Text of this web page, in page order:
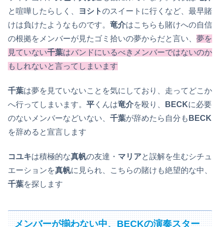
と喧嘩したらしく、
ヨシトのスイートに行くなど、最早賭
けは負けたようなものです。 竜介はこちらも賭けへの自信
の根拠をメンバーが見たゴミ拾いの夢からだと言い、 夢を
見ていない千葉はバンドにいるべきメンバーではないのか
もしれないと言ってしまいます
千葉は夢を見ていないことを気にしており、走ってどこか
へ行ってしまいます。 平 くんは竜介を殴り、 BECKに必要
のないメンバーなどいない、 千葉が辞めたら自分も BECK
を辞めると宣言します
コユキは積極的な真帆の友達・ マリアと誤解を生むシチュ
エーションを真帆に見られ、こちらの賭けも絶望的な中、
千葉を探します
メンバーが揃わない中、BECKの演奏スター